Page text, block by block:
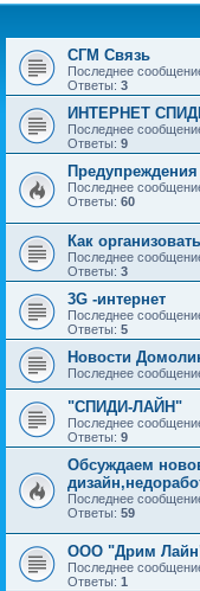
СГМ Связь
Последнее
Ответы: 3
ИНТЕРНЕТ
Последнее
Ответы: 9
Последнее
Ответы: 60
Как
Последнее
Ответы: 3
3G -интернет
Последнее
Ответы: 5
Новости
Последнее
"СПИДИ-ЛАЙН"
Последнее
Ответы: 9
Обсуждаем
Последнее
Ответы: 59
ООО "Дрим
Последнее
Ответы: 1